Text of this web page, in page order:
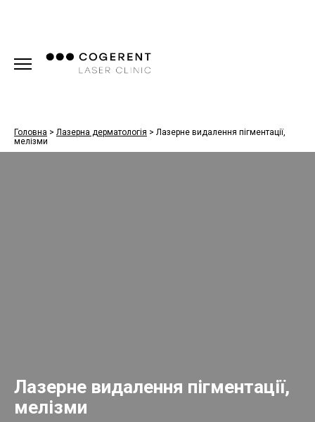
Головна > Лазерна дерматологія > Лазерне видалення пігментації,
мелізми
Лазерне видалення пігментації,
мелізми